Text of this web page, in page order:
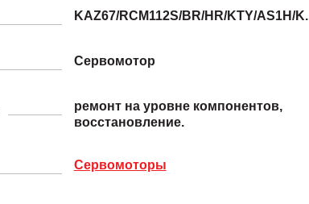
KAZ67/RCM112S/BR/HR/KTY/AS1H/K.
Сервомотор
ремонт на уровне компонентов,
восстановление.
Сервомоторы